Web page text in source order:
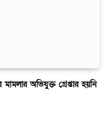
অভিযুক্ত গ্রেপ্তার হয়নি